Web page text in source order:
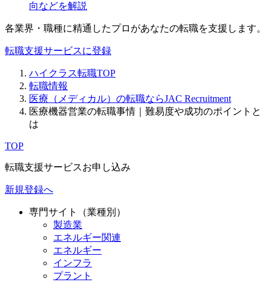
向などを解説
各業界・職種に精通したプロがあなたの転職を支援します。
転職支援サービスに登録
ハイクラス転職TOP
転職情報
医療（メディカル）の転職ならJAC Recruitment
医療機器営業の転職事情｜難易度や成功のポイントと
は
TOP
転職支援サービスお申し込み
新規登録へ
専門サイト（業種別）
製造業
エネルギー関連
エネルギー
インフラ
プラント